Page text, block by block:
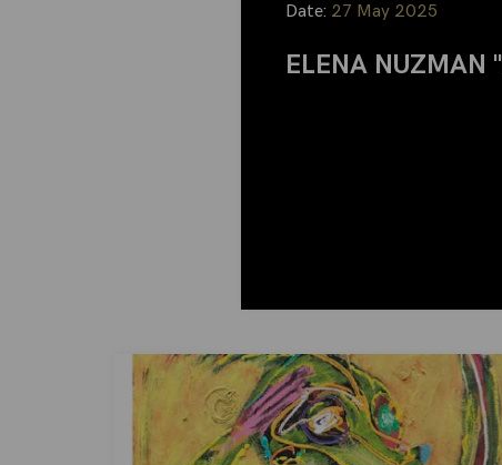
Date: 27 May 2025
ELENA